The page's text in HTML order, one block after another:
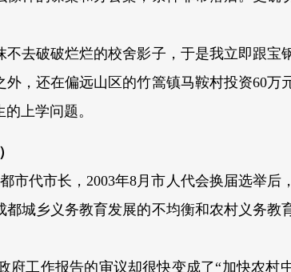
去破破烂烂的校舍影子，于是我立即跟宝
，还在偏远山区的竹篙镇马鞍村投资60万
上学问题。
市代市长，2003年8月市人代会换届选举后
城乡义务教育发展的不均衡和农村义务教
工作报告的审议却很快变成了“加快农村